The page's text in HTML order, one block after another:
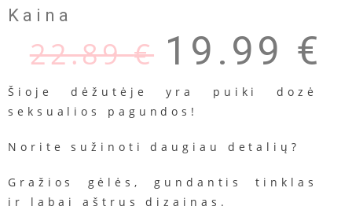
Kaina
22.89€ 19.99 €
Šioje dėžutėje yra puiki
dozė
seksualios
pagundos!
Norite sužinoti daugiau detalių?
Gražios gėlės, gundantis
tinklas
ir
labai aštrus dizainas.